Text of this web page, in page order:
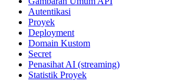
Autentikasi
Proyek
Deployment
Domain Kustom
Secret
Penasihat AI (streaming)
Statistik Proyek